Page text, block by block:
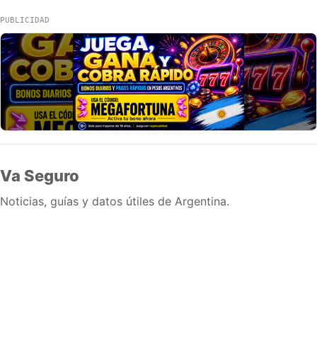
PUBLICIDAD
Va Seguro
Noticias, guías y datos útiles de Argentina.